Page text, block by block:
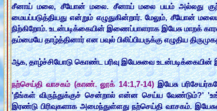
சீனாய் மலை, சீயோன் மலை. சீனாய் மலை பயம் அல்லது
மையப்படுத்தியது என்றும் எழுதுகின்றார். மேலும், சீயோன்
நிற்கிறோம். உடன்படிக்கையின் இணைப்பாளராக இயேசு மாறக்
தம்மையே தாழ்த்தினார் என பவுல் பிலிப்பியருக்கு எழுதிய
ஆக, தாழ்ச்சியோடு கொண்ட பரிவு இயேசுவை உடன்படிக்கையின்
நற்செய்தி வாசகம் (காண். லூக் 14:1,7-14)இயேசு
'நீங்கள் விருந்துக்குச் சென்றால் என்ன செய்ய வேண்டும்?'
இரண்டு பிரிவுகளாக அமைந்துள்ளது நற்செய்தி வாசகம்.